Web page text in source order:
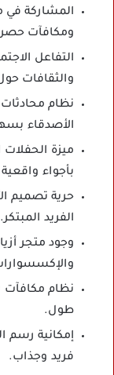
المشاركة في
ومكافآت
التفاعل
والثقافات
نظام
الأصدقاء
ميزة الحفلات
بأجواء
حرية تصميم
الفريد المبتكر.
وجود متجر
نظام مكافآت
طول.
إمكانية رسم
فريد وجذاب.